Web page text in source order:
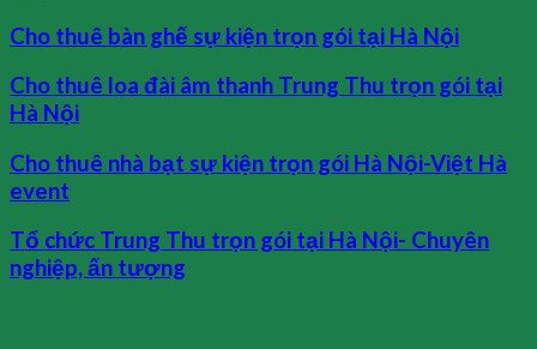
Cho thuê bàn ghế sự kiện trọn gói tại Hà Nội
Cho thuê loa đài âm thanh Trung Thu trọn gói tại
Hà Nội
Cho thuê nhà bạt sự kiện trọn gói Hà Nội-Việt Hà
event
Tổ chức Trung Thu trọn gói tại Hà Nội- Chuyên
nghiệp, ấn tượng